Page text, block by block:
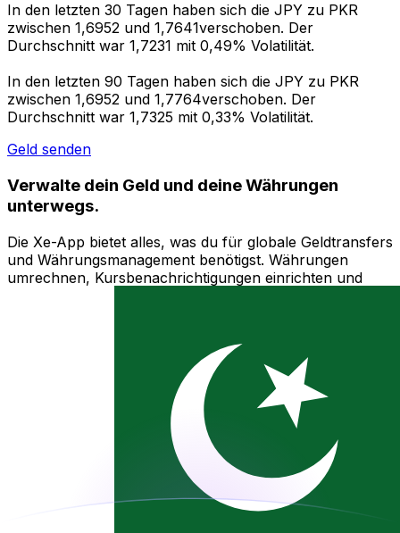
In den letzten 30 Tagen haben sich die JPY zu PKR
zwischen 1,6952 und 1,7641verschoben. Der
Durchschnitt war 1,7231 mit 0,49% Volatilität.
In den letzten 90 Tagen haben sich die JPY zu PKR
zwischen 1,6952 und 1,7764verschoben. Der
Durchschnitt war 1,7325 mit 0,33% Volatilität.
Geld senden
Verwalte dein Geld und deine Währungen
unterwegs.
Die Xe-App bietet alles, was du für globale Geldtransfers
und Währungsmanagement benötigst. Währungen
umrechnen, Kursbenachrichtigungen einrichten und